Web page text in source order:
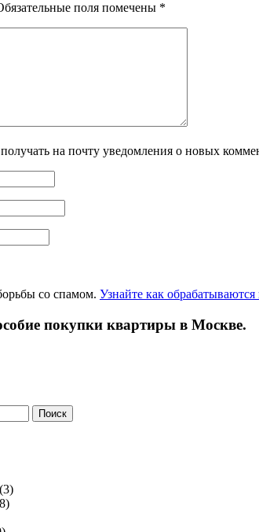
поля помечены *
получать на почту уведомления о новых
со спамом. Узнайте как
покупки квартиры в Москве.
(3)